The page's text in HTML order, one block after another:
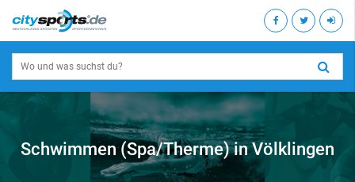
Schwimmen (Spa/Therme) in Völklingen